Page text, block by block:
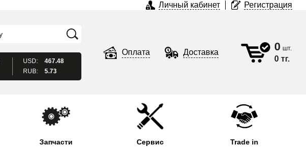
Личный кабинет Регистрация
USD:
467.48
RUB:
5.73
Оплата Доставка 0 шт.
0 тг.
Запчасти Сервис Trade in